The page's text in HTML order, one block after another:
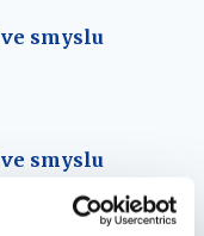
smyslu
smyslu